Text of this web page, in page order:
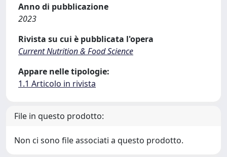
Anno di pubblicazione
2023
Rivista su cui è pubblicata l'opera
Current Nutrition & Food Science
Appare nelle tipologie:
1.1 Articolo in rivista
File in questo prodotto:
Non ci sono file associati a questo prodotto.